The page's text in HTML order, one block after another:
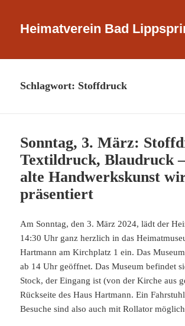
Heimatverein Bad
Schlagwort: Stoffdruck
Sonntag, 3. März:
Textildruck, Blaudruck
alte Handwerkskunst
präsentiert
Am Sonntag, den 3. März 2024, lädt der
14:30 Uhr ganz herzlich in das
Hartmann am Kirchplatz 1 ein. Das
ab 14 Uhr geöffnet. Das Museum befindet
Stock, der Eingang ist (von der Kirche aus
Rückseite des Haus Hartmann. Ein
Besuche sind also auch mit Rollator